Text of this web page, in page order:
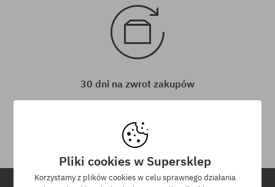
30 dni na zwrot zakupów
otrzymania przesyłki.
Pliki cookies w Supersklep
Korzystamy z plików cookies w celu sprawnego działania